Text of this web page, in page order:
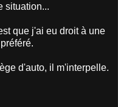
situation...
que j'ai eu droit à une
d'auto, il m'interpelle.